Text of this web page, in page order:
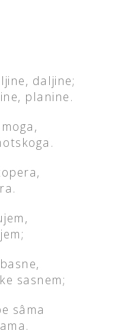
daljine;
planine.
sasnem;
sâma